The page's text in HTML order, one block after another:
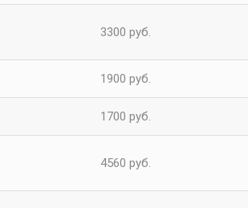
3300 руб.
1900 руб.
1700 руб.
4560 руб.